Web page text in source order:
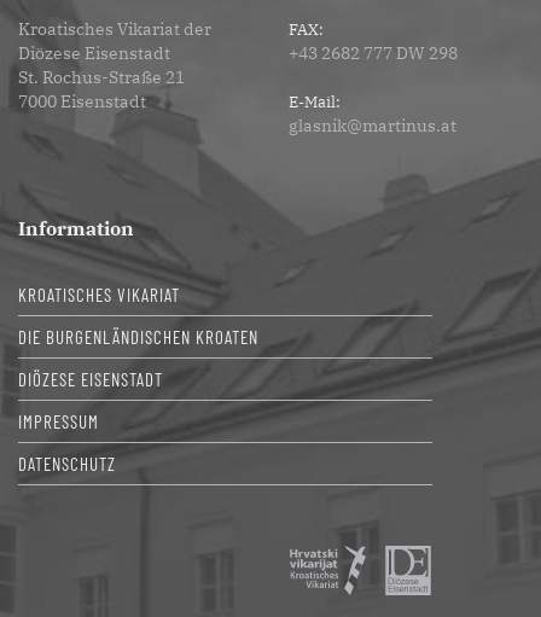
Kroatisches Vikariat der
Diözese Eisenstadt
St. Rochus-Straße 21
7000 Eisenstadt
FAX:
+43 2682 777 DW 298
E-Mail:
glasnik@martinus.at
Information
KROATISCHES VIKARIAT
DIE BURGENLÄNDISCHEN KROATEN
DIÖZESE EISENSTADT
IMPRESSUM
DATENSCHUTZ